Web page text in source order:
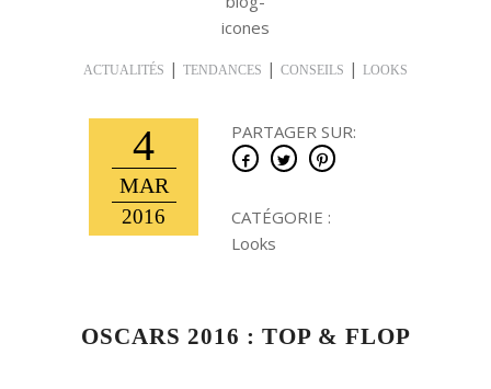
ACTUALITÉS | TENDANCES | CONSEILS | LOOKS
4
MAR
2016
PARTAGER SUR:
CATÉGORIE :
Looks
OSCARS 2016 : TOP & FLOP